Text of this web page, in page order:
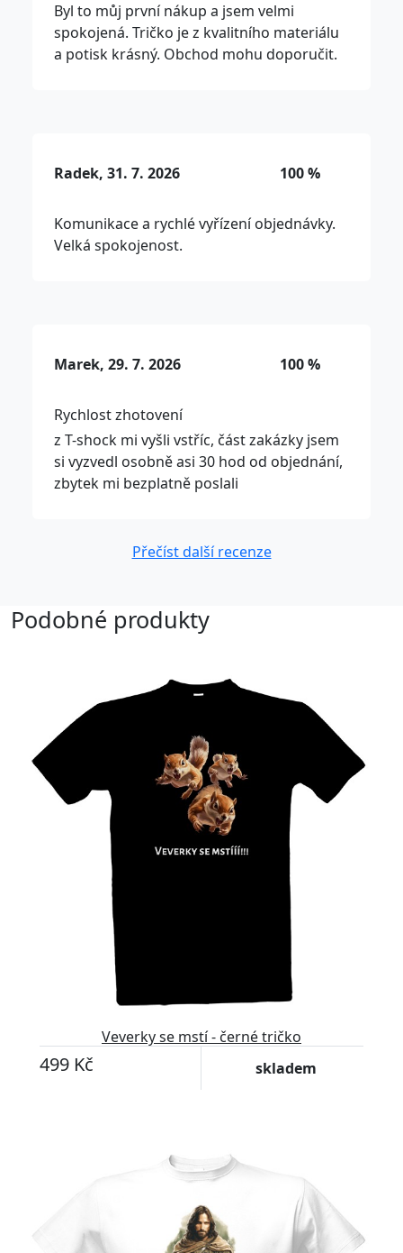
Byl to můj první nákup a jsem velmi
spokojená. Tričko je z kvalitního materiálu
a potisk krásný. Obchod mohu doporučit.
Radek, 31. 7. 2026 100 %
Komunikace a rychlé vyřízení objednávky.
Velká spokojenost.
Marek, 29. 7. 2026 100 %
Rychlost zhotovení
z T-shock mi vyšli vstříc, část zakázky jsem
si vyzvedl osobně asi 30 hod od objednání,
zbytek mi bezplatně poslali
Přečíst další recenze
Podobné produkty
Veverky se mstí - černé tričko
499 Kč skladem